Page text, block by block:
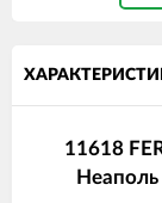
11618